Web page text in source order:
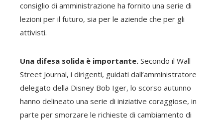
consiglio di amministrazione ha fornito una serie di
lezioni per il futuro, sia per le aziende che per gli
attivisti.
Una difesa solida è importante. Secondo il Wall
Street Journal, i dirigenti, guidati dall’amministratore
delegato della Disney Bob Iger, lo scorso autunno
hanno delineato una serie di iniziative coraggiose, in
parte per smorzare le richieste di cambiamento di